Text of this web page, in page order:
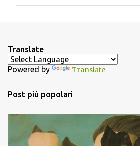
t
i
Translate
Powered by Translate
Post più popolari